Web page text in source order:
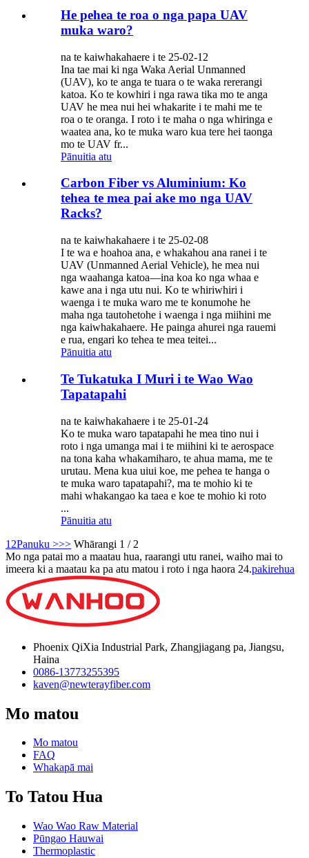
He pehea te roa o nga papa UAV
muka waro?
na te kaiwhakahaere i te 25-02-12
Ina tae mai ki nga Waka Aerial Unmanned
(UAV), ko te anga te tuara o te waka rererangi
katoa. Ko te kowhiri i nga rawa tika mo te anga
UAV he mea nui hei whakarite i te mahi me te
roa o te oranga. I roto i te maha o nga whiringa e
waatea ana, ko te muka waro kua tere hei taonga
mo te UAV fr...
Pānuitia atu
Carbon Fiber vs Aluminium: Ko
tehea te mea pai ake mo nga UAV
Racks?
na te kaiwhakahaere i te 25-02-08
I te wa e hoahoa ana, e whakahou ana ranei i te
UAV (Unmanned Aerial Vehicle), he mea nui
nga waahanga katoa—ina koa ko nga whaa e
kawe ana i nga utu nui. Ko te whiriwhiri i
waenga i te muka waro me te konumohe he
maha nga tautohetohe i waenga i nga miihini me
nga kaiwhakahaere. He painga ahurei nga rauemi
e rua, engari ko tehea te mea teitei...
Pānuitia atu
Te Tukatuka I Muri i te Wao Wao
Tapatapahi
na te kaiwhakahaere i te 25-01-24
Ko te muka waro tapatapahi he mea tino nui i
roto i nga umanga mai i te miihini ki te aerospace
na tona kaha whakamiharo, te ahua mama, me te
urutau. Mena kua uiui koe, me pehea te hanga o
te muka waro tapatapahi?, ma te mohio ki te
mahi whakangao ka taea e koe te mohio ki roto
...
Pānuitia atu
1 2Panuku >>> Whārangi 1 / 2
Mo nga patai mo a maatau hua, raarangi utu ranei, waiho mai to
imeera ki a maatau ka pa atu matou i roto i nga haora 24.pakirehua
Phoenix QiXia Industrial Park, Zhangjiagang pa, Jiangsu,
Haina
0086-13773255395
kaven@newterayfiber.com
Mo matou
Mo matou
FAQ
Whakapā mai
To Tatou Hua
Wao Wao Raw Material
Pūngao Hauwai
Thermoplastic